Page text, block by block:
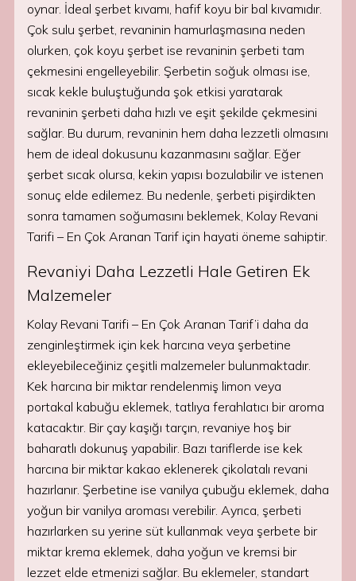
oynar. İdeal şerbet kıvamı, hafif koyu bir bal kıvamıdır.
Çok sulu şerbet, revaninin hamurlaşmasına neden
olurken, çok koyu şerbet ise revaninin şerbeti tam
çekmesini engelleyebilir. Şerbetin soğuk olması ise,
sıcak kekle buluştuğunda şok etkisi yaratarak
revaninin şerbeti daha hızlı ve eşit şekilde çekmesini
sağlar. Bu durum, revaninin hem daha lezzetli olmasını
hem de ideal dokusunu kazanmasını sağlar. Eğer
şerbet sıcak olursa, kekin yapısı bozulabilir ve istenen
sonuç elde edilemez. Bu nedenle, şerbeti pişirdikten
sonra tamamen soğumasını beklemek, Kolay Revani
Tarifi – En Çok Aranan Tarif için hayati öneme sahiptir.
Revaniyi Daha Lezzetli Hale Getiren Ek
Malzemeler
Kolay Revani Tarifi – En Çok Aranan Tarif’i daha da
zenginleştirmek için kek harcına veya şerbetine
ekleyebileceğiniz çeşitli malzemeler bulunmaktadır.
Kek harcına bir miktar rendelenmiş limon veya
portakal kabuğu eklemek, tatlıya ferahlatıcı bir aroma
katacaktır. Bir çay kaşığı tarçın, revaniye hoş bir
baharatlı dokunuş yapabilir. Bazı tariflerde ise kek
harcına bir miktar kakao eklenerek çikolatalı revani
hazırlanır. Şerbetine ise vanilya çubuğu eklemek, daha
yoğun bir vanilya aroması verebilir. Ayrıca, şerbeti
hazırlarken su yerine süt kullanmak veya şerbete bir
miktar krema eklemek, daha yoğun ve kremsi bir
lezzet elde etmenizi sağlar. Bu eklemeler, standart